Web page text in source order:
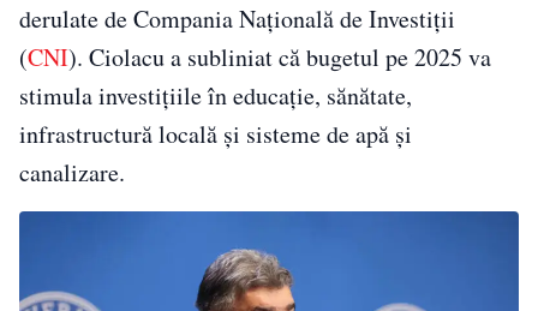
derulate de Compania Naţională de Investiţii
(CNI). Ciolacu a subliniat că bugetul pe 2025 va
stimula investiţiile în educaţie, sănătate,
infrastructură locală şi sisteme de apă şi
canalizare.